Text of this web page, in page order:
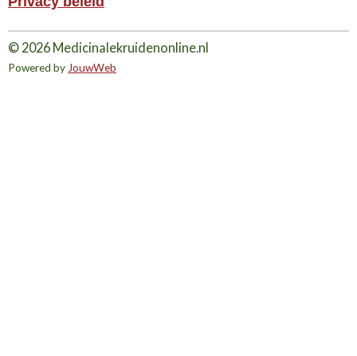
© 2026 Medicinalekruidenonline.nl
Powered by JouwWeb